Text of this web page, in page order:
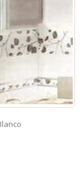
Pločice imitacija drveta